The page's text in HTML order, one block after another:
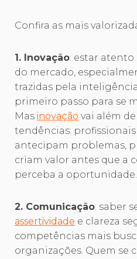
Confira as mais
1. Inovação: estar
do mercado,
trazidas pela
primeiro passo para se
Mas inovação vai além
tendências:
antecipam problemas,
criam valor antes que a
perceba a oportunidade.
2. Comunicação: saber
assertividade e clareza
competências mais
organizações. Quem se